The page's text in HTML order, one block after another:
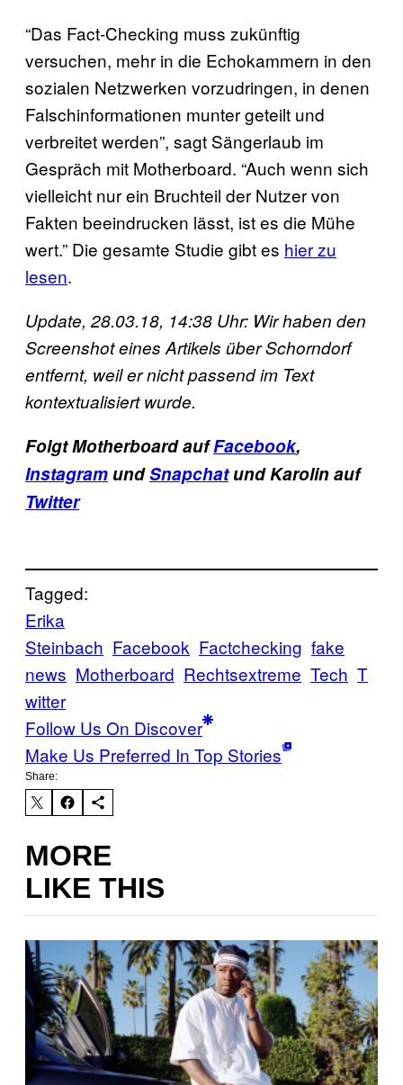
“Das Fact-Checking muss zukünftig
versuchen, mehr in die Echokammern in den
sozialen Netzwerken vorzudringen, in denen
Falschinformationen munter geteilt und
verbreitet werden”, sagt Sängerlaub im
Gespräch mit Motherboard. “Auch wenn sich
vielleicht nur ein Bruchteil der Nutzer von
Fakten beeindrucken lässt, ist es die Mühe
wert.” Die gesamte Studie gibt es hier zu
lesen.
Update, 28.03.18, 14:38 Uhr: Wir haben den
Screenshot eines Artikels über Schorndorf
entfernt, weil er nicht passend im Text
kontextualisiert wurde.
Folgt Motherboard aufFacebook,
Instagram undSnapchatund Karolin auf
Twitter
Tagged:
Erika
Steinbach Facebook Factchecking fake
news Motherboard Rechtsextreme Tech T
witter
Follow Us On Discover
Make Us Preferred In Top Stories
Share:
MORE
LIKE THIS